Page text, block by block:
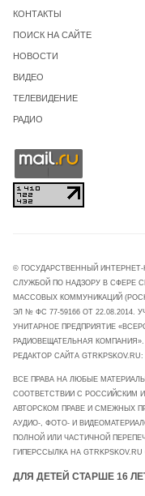
КОНТАКТЫ
ПОИСК НА САЙТЕ
НОВОСТИ
ВИДЕО
ТЕЛЕВИДЕНИЕ
РАДИО
© ГОСУДАРСТВЕННЫЙ
СЛУЖБОЙ ПО НАДЗОРУ В СФЕРЕ
МАССОВЫХ КОММУНИКАЦИЙ
ЭЛ № ФС 77-59166 ОТ
УНИТАРНОЕ ПРЕДПРИЯТИЕ
РАДИОВЕЩАТЕЛЬНАЯ
РЕДАКТОР САЙТА
ВСЕ ПРАВА НА ЛЮБЫЕ
СООТВЕТСТВИИ С РОССИЙСКИМ
АВТОРСКОМ ПРАВЕ И СМЕЖНЫХ
АУДИО-, ФОТО- И
ПОЛНОЙ ИЛИ ЧАСТИЧНОЙ
ГИПЕРССЫЛКА НА
ДЛЯ ДЕТЕЙ СТАРШЕ 16